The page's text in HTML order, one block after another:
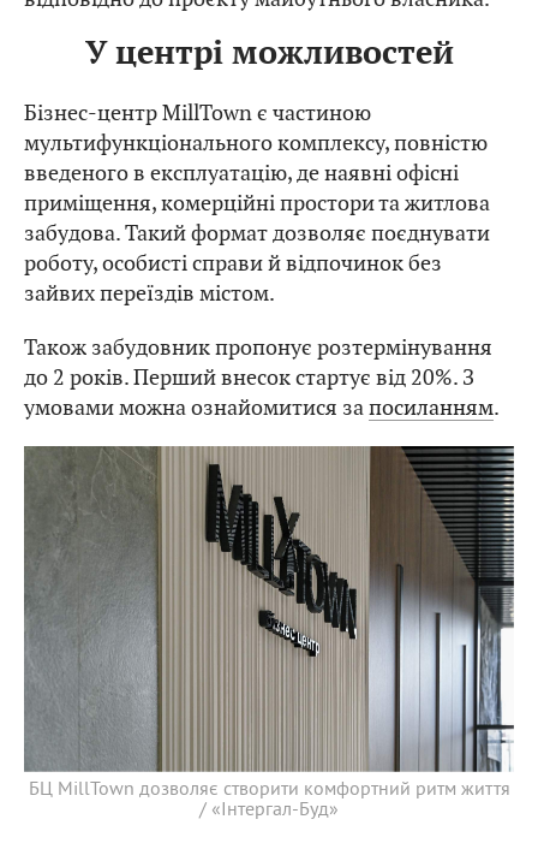
У центрі можливостей
Бізнес-центр MillTown є частиною
мультифункціонального комплексу, повністю
введеного в експлуатацію, де наявні офісні
приміщення, комерційні простори та житлова
забудова. Такий формат дозволяє поєднувати
роботу, особисті справи й відпочинок без
зайвих переїздів містом.
Також забудовник пропонує розтермінування
до 2 років. Перший внесок стартує від 20%. З
умовами можна ознайомитися за посиланням.
БЦ MillTown дозволяє створити комфортний ритм життя
/ «Інтергал-Буд»